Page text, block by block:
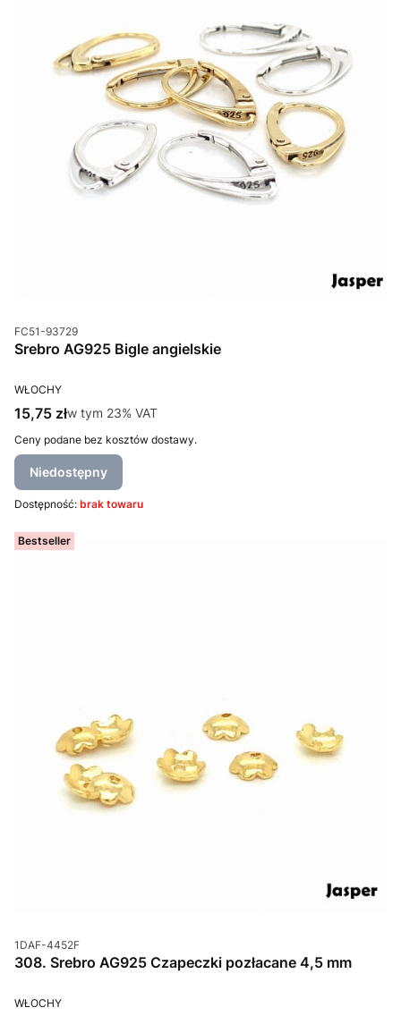
Kod produktu
FC51-93729
Srebro AG925 Bigle angielskie
PRODUCENT
WŁOCHY
Cena brutto
15,75 złw tym %s VAT
w tym 23% VAT
Ceny podane bez kosztów dostawy.
Niedostępny
Dostępność: brak towaru
Bestseller
Kod produktu
1DAF-4452F
308. Srebro AG925 Czapeczki pozłacane 4,5 mm
PRODUCENT
WŁOCHY